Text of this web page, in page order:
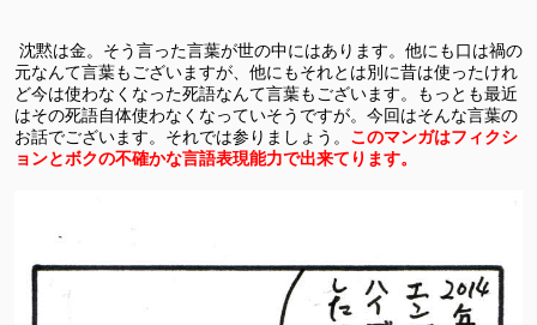
沈黙は金。そう言った言葉が世の中にはあります。他にも口は禍の
元なんて言葉もございますが、他にもそれとは別に昔は使ったけれ
ど今は使わなくなった死語なんて言葉もございます。もっとも最近
はその死語自体使わなくなっていそうですが。今回はそんな言葉の
お話でございます。それでは参りましょう。 このマンガはフィクシ
ョンとボクの不確かな言語表現能力で出来てります。